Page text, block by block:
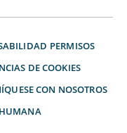
PERMISOS
DE COOKIES
CON NOSOTROS